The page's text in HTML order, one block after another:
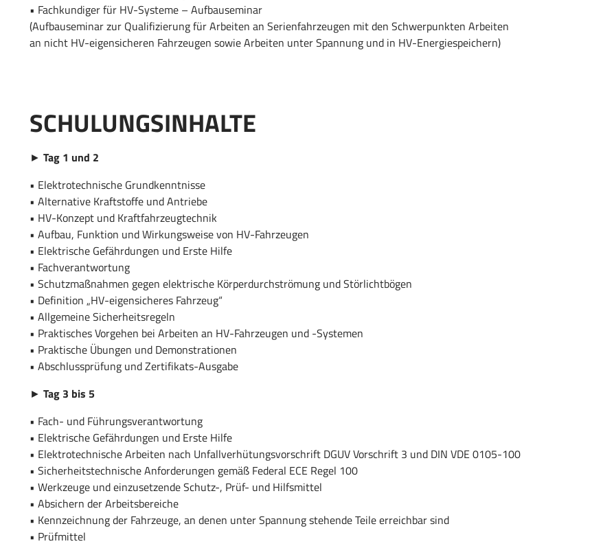
• Fachkundiger für HV-Systeme – Aufbauseminar
(Aufbauseminar zur Qualifizierung für Arbeiten an Serienfahrzeugen mit den Schwerpunkten Arbeiten
an nicht HV-eigensicheren Fahrzeugen sowie Arbeiten unter Spannung und in HV-Energiespeichern)
SCHULUNGSINHALTE
►Tag 1 und 2
• Elektrotechnische Grundkenntnisse
• Alternative Kraftstoffe und Antriebe
• HV-Konzept und Kraftfahrzeugtechnik
• Aufbau, Funktion und Wirkungsweise von HV-Fahrzeugen
• Elektrische Gefährdungen und Erste Hilfe
• Fachverantwortung
• Schutzmaßnahmen gegen elektrische Körperdurchströmung und Störlichtbögen
• Definition „HV-eigensicheres Fahrzeug“
• Allgemeine Sicherheitsregeln
• Praktisches Vorgehen bei Arbeiten an HV-Fahrzeugen und -Systemen
• Praktische Übungen und Demonstrationen
• Abschlussprüfung und Zertifikats-Ausgabe
►Tag 3 bis 5
• Fach- und Führungsverantwortung
• Elektrische Gefährdungen und Erste Hilfe
• Elektrotechnische Arbeiten nach Unfallverhütungsvorschrift DGUV Vorschrift 3 und DIN VDE 0105-100
• Sicherheitstechnische Anforderungen gemäß Federal ECE Regel 100
• Werkzeuge und einzusetzende Schutz-, Prüf- und Hilfsmittel
• Absichern der Arbeitsbereiche
• Kennzeichnung der Fahrzeuge, an denen unter Spannung stehende Teile erreichbar sind
• Prüfmittel